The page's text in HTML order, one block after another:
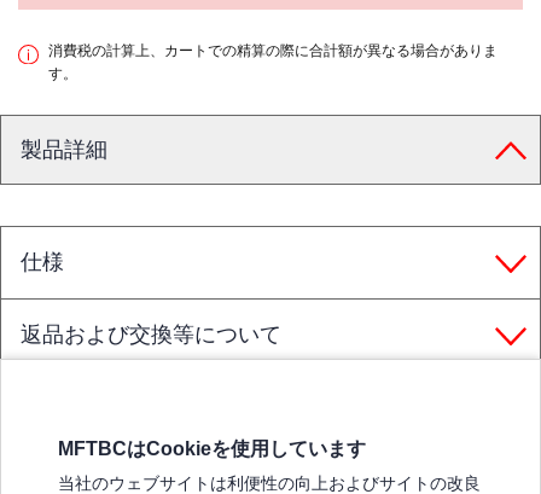
消費税の計算上、カートでの精算の際に合計額が異なる場合がありま
す。
製品詳細
仕様
返品および交換等について
MFTBCはCookieを使用しています
当社のウェブサイトは利便性の向上およびサイトの改良